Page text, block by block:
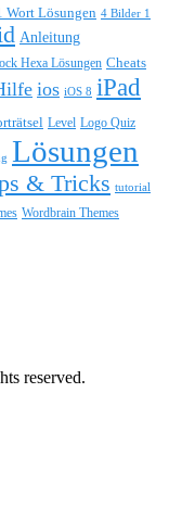
Wort Lösungen 4 Bilder 1
Anleitung
Hexa Lösungen Cheats
ios iOS 8 iPad
Level Logo Quiz
Lösungen
& Tricks tutorial
Wordbrain Themes
reserved.